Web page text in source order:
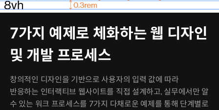
7가지 예제로 체화하는 웹 디자인
및 개발 프로세스
창의적인 디자인을 기반으로 사용자의 입력 값에 따라
반응하는 인터랙티브 웹사이트를 직접 설계하고, 실무에서만 알
수 있는 워크 프로세스를 7가지 다채로운 예제를 통해 단계별로